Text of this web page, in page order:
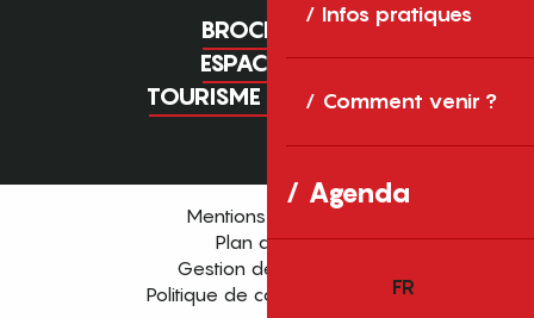
Infos pratiques
Comment venir ?
Agenda
FR
BROCHURES
ESPACE PRO
TOURISME D'AFFAIRES
Mentions légales
Plan du site
Gestion des cookies
Politique de confidentialité